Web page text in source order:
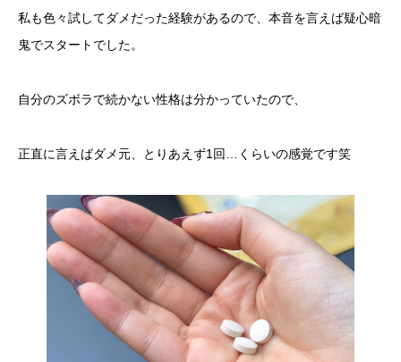
私も色々試してダメだった経験があるので、本音を言えば疑心暗
鬼でスタートでした。
自分のズボラで続かない性格は分かっていたので、
正直に言えばダメ元、とりあえず1回…くらいの感覚です笑